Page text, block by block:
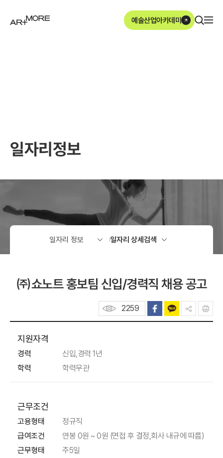
ArtMore
예술산업아카데미
일자리정보
㈜쇼노트 홍보팀 신입/경력직 채용 공고
2259
지원자격
경력
신입,경력 1년
학력
학력무관
근무조건
고용형태
정규직
급여조건
연봉 0원 ~ 0원 (면접 후 결정,회사 내규에 따름)
근무형태
주5일